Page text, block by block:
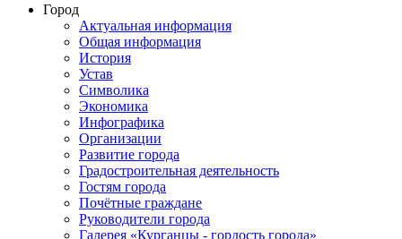
Город
Актуальная информация
Общая информация
История
Устав
Символика
Экономика
Инфографика
Организации
Развитие города
Градостроительная деятельность
Гостям города
Почётные граждане
Руководители города
Галерея «Курганцы - гордость города»